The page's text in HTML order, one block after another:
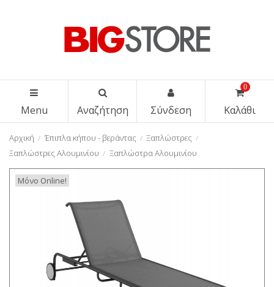
Menu Αναζήτηση Σύνδεση
0
Καλάθι
Αρχική Έπιπλα κήπου - βεράντας
Ξαπλώστρες
Ξαπλώστρες Αλουμινίου
Ξαπλώστρα Αλουμινίου
Μόνο Online!